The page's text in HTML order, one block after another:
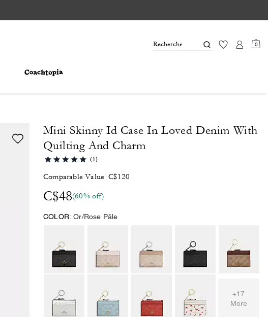
0
Mini Skinny Id Case In Loved Denim With
Quilting And Charm
(1)
Comparable Value C$120
C$48(60% off)
COLOR: Or/Rose Pâle
+17
More